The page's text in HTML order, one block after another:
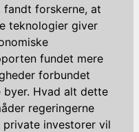
forskerne, at
teknologier giver
fundet mere
forbundet
Hvad alt dette
regeringerne
private investorer vil